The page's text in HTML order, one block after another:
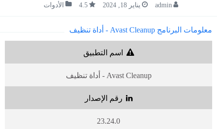
admin يناير 18, 2024 4.5 الأدوات
معلومات البرنامج Avast Cleanup - أداة تنظيف
اسم التطبيق
Avast Cleanup - أداة تنظيف
رقم الإصدار
23.24.0